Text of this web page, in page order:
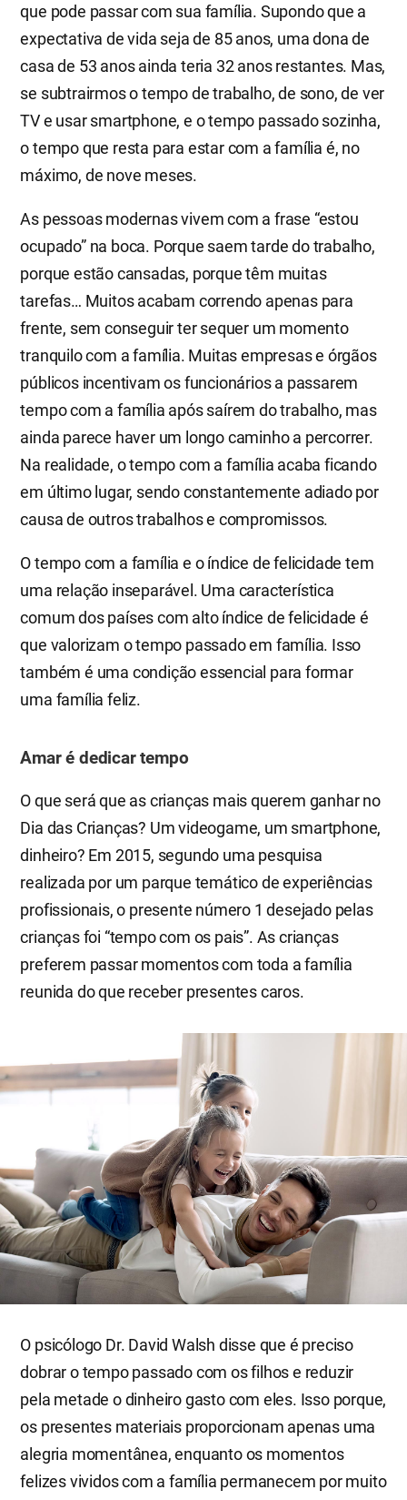
que pode passar com sua família. Supondo que a
expectativa de vida seja de 85 anos, uma dona de
casa de 53 anos ainda teria 32 anos restantes. Mas,
se subtrairmos o tempo de trabalho, de sono, de ver
TV e usar smartphone, e o tempo passado sozinha,
o tempo que resta para estar com a família é, no
máximo, de nove meses.
As pessoas modernas vivem com a frase “estou
ocupado” na boca. Porque saem tarde do trabalho,
porque estão cansadas, porque têm muitas
tarefas… Muitos acabam correndo apenas para
frente, sem conseguir ter sequer um momento
tranquilo com a família. Muitas empresas e órgãos
públicos incentivam os funcionários a passarem
tempo com a família após saírem do trabalho, mas
ainda parece haver um longo caminho a percorrer.
Na realidade, o tempo com a família acaba ficando
em último lugar, sendo constantemente adiado por
causa de outros trabalhos e compromissos.
O tempo com a família e o índice de felicidade tem
uma relação inseparável. Uma característica
comum dos países com alto índice de felicidade é
que valorizam o tempo passado em família. Isso
também é uma condição essencial para formar
uma família feliz.
Amar é dedicar tempo
O que será que as crianças mais querem ganhar no
Dia das Crianças? Um videogame, um smartphone,
dinheiro? Em 2015, segundo uma pesquisa
realizada por um parque temático de experiências
profissionais, o presente número 1 desejado pelas
crianças foi “tempo com os pais”. As crianças
preferem passar momentos com toda a família
reunida do que receber presentes caros.
O psicólogo Dr. David Walsh disse que é preciso
dobrar o tempo passado com os filhos e reduzir
pela metade o dinheiro gasto com eles. Isso porque,
os presentes materiais proporcionam apenas uma
alegria momentânea, enquanto os momentos
felizes vividos com a família permanecem por muito